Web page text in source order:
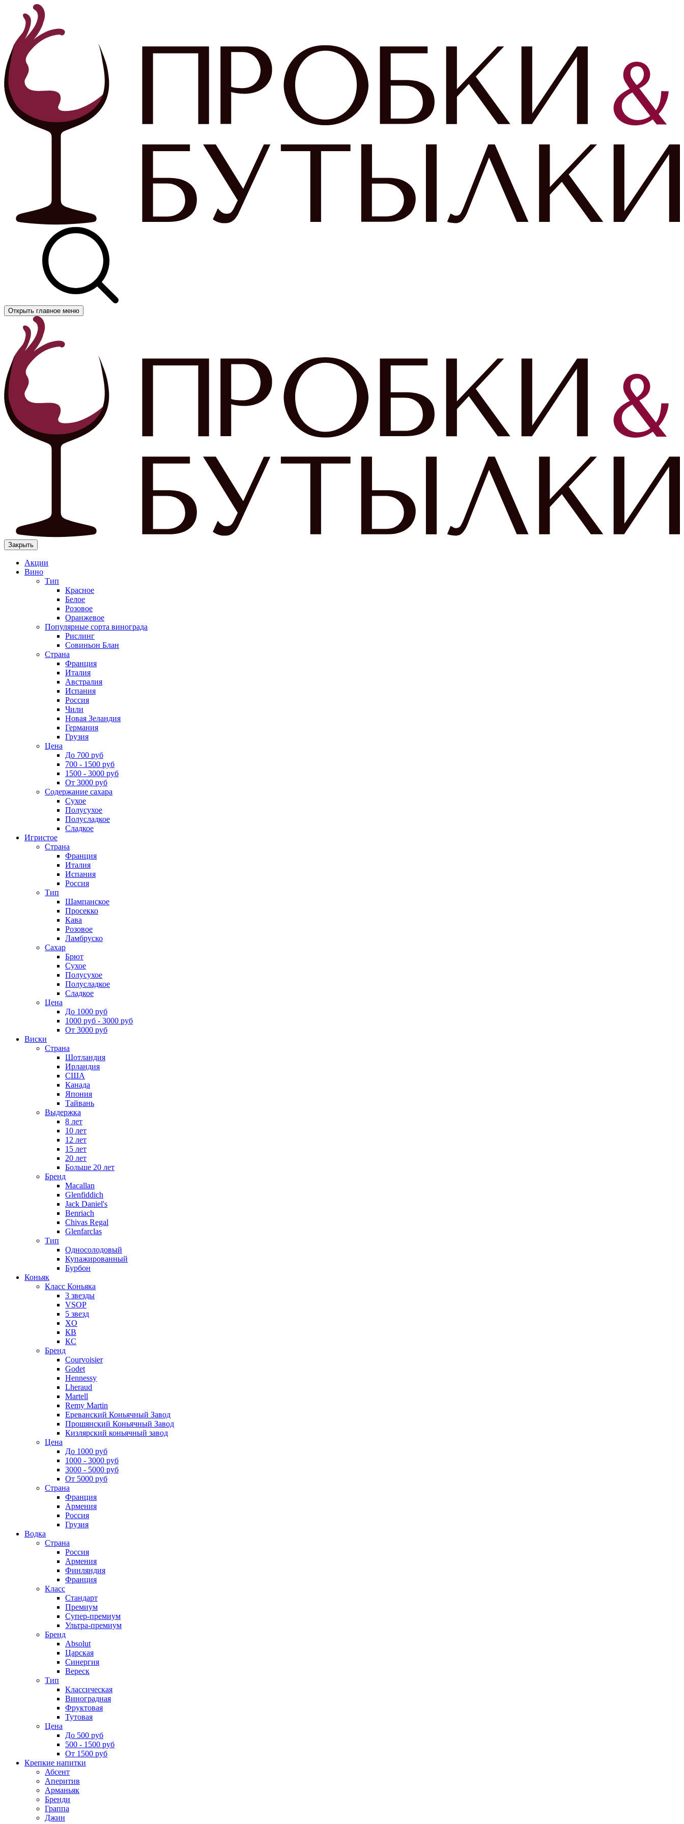
Открыть главное меню
Закрыть
Акции
Вино
Тип
Красное
Белое
Розовое
Оранжевое
Популярные сорта винограда
Рислинг
Совиньон Блан
Страна
Франция
Италия
Австралия
Испания
Россия
Чили
Новая Зеландия
Германия
Грузия
Цена
До 700 руб
700 - 1500 руб
1500 - 3000 руб
От 3000 руб
Содержание сахара
Сухое
Полусухое
Полусладкое
Сладкое
Игристое
Страна
Франция
Италия
Испания
Россия
Тип
Шампанское
Просекко
Кава
Розовое
Ламбруско
Сахар
Брют
Сухое
Полусухое
Полусладкое
Сладкое
Цена
До 1000 руб
1000 руб - 3000 руб
От 3000 руб
Виски
Страна
Шотландия
Ирландия
США
Канада
Япония
Тайвань
Выдержка
8 лет
10 лет
12 лет
15 лет
20 лет
Больше 20 лет
Бренд
Macallan
Glenfiddich
Jack Daniel's
Benriach
Chivas Regal
Glenfarclas
Тип
Односолодовый
Купажированный
Бурбон
Коньяк
Класс Коньяка
3 звезды
VSOP
5 звезд
XO
КВ
КС
Бренд
Courvoisier
Godet
Hennessy
Lheraud
Martell
Remy Martin
Ереванский Коньячный Завод
Прошянский Коньячный Завод
Кизлярский коньячный завод
Цена
До 1000 руб
1000 - 3000 руб
3000 - 5000 руб
От 5000 руб
Страна
Франция
Армения
Россия
Грузия
Водка
Страна
Россия
Армения
Финляндия
Франция
Класс
Стандарт
Премиум
Супер-премиум
Ультра-премиум
Бренд
Absolut
Царская
Синергия
Вереск
Тип
Классическая
Виноградная
Фруктовая
Тутовая
Цена
До 500 руб
500 - 1500 руб
От 1500 руб
Крепкие напитки
Абсент
Аперитив
Арманьяк
Бренди
Граппа
Джин